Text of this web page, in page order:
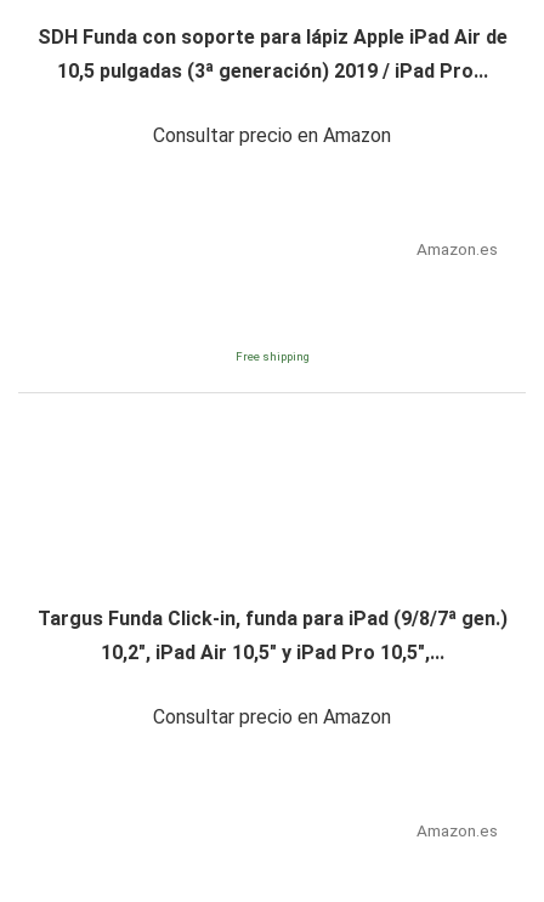
SDH Funda con soporte para lápiz Apple iPad Air de
10,5 pulgadas (3ª generación) 2019 / iPad Pro...
Consultar precio en Amazon
Amazon.es
Free shipping
Targus Funda Click-in, funda para iPad (9/8/7ª gen.)
10,2", iPad Air 10,5" y iPad Pro 10,5",...
Consultar precio en Amazon
Amazon.es